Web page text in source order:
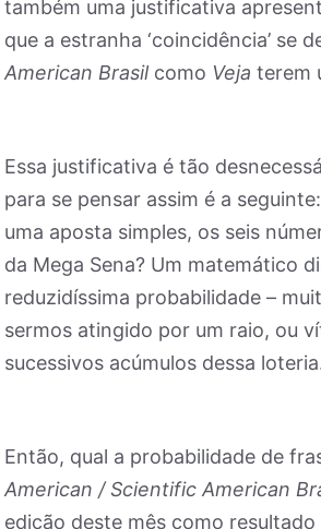
também uma justificativa
que a estranha ‘coincidência’ se
American Brasil como Veja terem
Essa justificativa é tão
para se pensar assim é a
uma aposta simples, os seis
da Mega Sena? Um matemático
reduzidíssima probabilidade –
sermos atingido por um raio, ou
sucessivos acúmulos dessa
Então, qual a probabilidade de
American / Scientific American
edição deste mês como